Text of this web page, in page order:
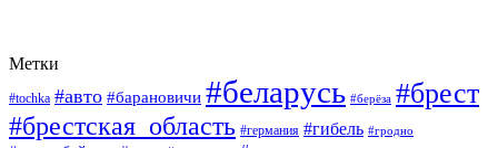
Метки
#tochka #авто #барановичи #беларусь #берёза #брест
#брестская_область #германия #гибель #гродно